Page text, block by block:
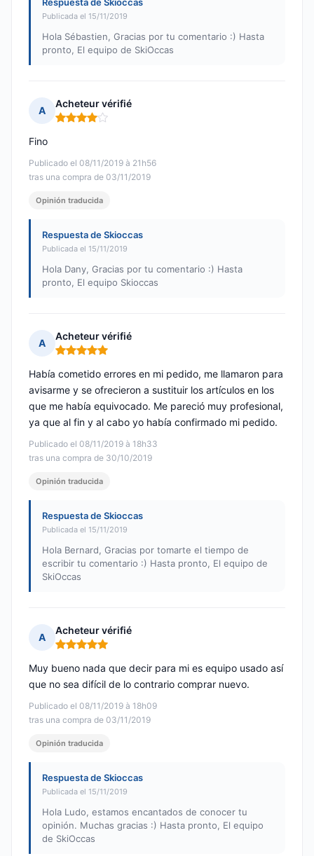
Publicada el 15/11/2019
Hola Sébastien, Gracias por tu comentario :) Hasta
pronto, El equipo de SkiOccas
A
Acheteur vérifié
Nota: 4 de 5
Publicado el 08/11/2019 à 21h56
tras una compra de 03/11/2019
Fino
Opinión traducida
Respuesta de Skioccas
Publicada el 15/11/2019
Hola Dany, Gracias por tu comentario :) Hasta
pronto, El equipo Skioccas
A
Acheteur vérifié
Nota: 5 de 5
Publicado el 08/11/2019 à 18h33
tras una compra de 30/10/2019
Había cometido errores en mi pedido, me llamaron para
avisarme y se ofrecieron a sustituir los artículos en los
que me había equivocado. Me pareció muy profesional,
ya que al fin y al cabo yo había confirmado mi pedido.
Opinión traducida
Respuesta de Skioccas
Publicada el 15/11/2019
Hola Bernard, Gracias por tomarte el tiempo de
escribir tu comentario :) Hasta pronto, El equipo de
SkiOccas
A
Acheteur vérifié
Nota: 5 de 5
Publicado el 08/11/2019 à 18h09
tras una compra de 03/11/2019
Muy bueno nada que decir para mi es equipo usado así
que no sea difícil de lo contrario comprar nuevo.
Opinión traducida
Respuesta de Skioccas
Publicada el 15/11/2019
Hola Ludo, estamos encantados de conocer tu
opinión. Muchas gracias :) Hasta pronto, El equipo
de SkiOccas